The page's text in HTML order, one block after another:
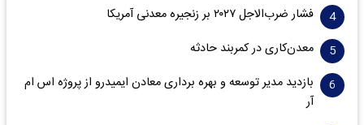
فشار ضرب‌الاجل ۲۰۲۷ بر زنجیره معدنی آمریکا
معدن‌کاری در کمربند حادثه
بازدید مدیر توسعه و بهره برداری معادن ایمیدرو از پروژه اس ام
آر